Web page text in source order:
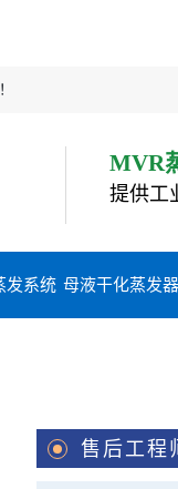
MVR
提供工
发系统 母液干化蒸发
售后工程